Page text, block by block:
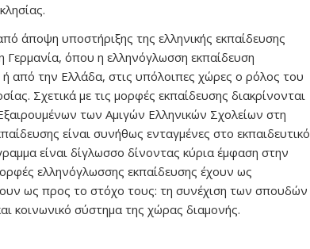
άποψη υποστήριξης της ελληνικής εκπαίδευσης
Γερμανία, όπου η ελληνόγλωσση εκπαίδευση
ή από την Ελλάδα, στις υπόλοιπες χώρες ο ρόλος του
Σχετικά με τις μορφές εκπαίδευσης διακρίνονται
των Αμιγών Ελληνικών Σχολείων στη
είναι συνήθως ενταγμένες στο εκπαιδευτικό
είναι δίγλωσσο δίνοντας κύρια έμφαση στην
ελληνόγλωσσης εκπαίδευσης έχουν ως
ως προς το στόχο τους: τη συνέχιση των σπουδών
κοινωνικό σύστημα της χώρας διαμονής.